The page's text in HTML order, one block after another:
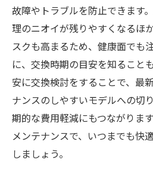
故障やトラブルを防止できます
理のニオイが残りやすくなるほ
スクも高まるため、健康面でも
に、交換時期の目安を知ること
安に交換検討をすることで、最
ナンスのしやすいモデルへの切
期的な費用軽減にもつながりま
メンテナンスで、いつまでも快
しましょう。